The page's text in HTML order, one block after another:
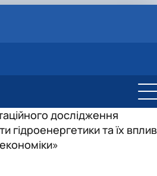
є хто» з кібернетиків в НУБіП України
програми
освітніх програм
студентів
"Економічна кібернетика"
"Цифрова економіка"
дослідження
гідроенергетики та їх вплив